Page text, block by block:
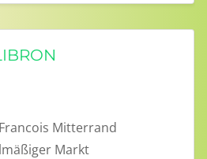
Mitterrand
Markt